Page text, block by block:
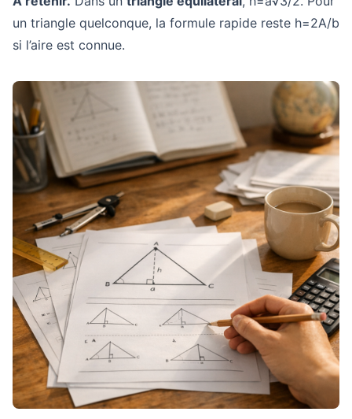
un triangle quelconque, la formule rapide reste h=2A/b
si l’aire est connue.